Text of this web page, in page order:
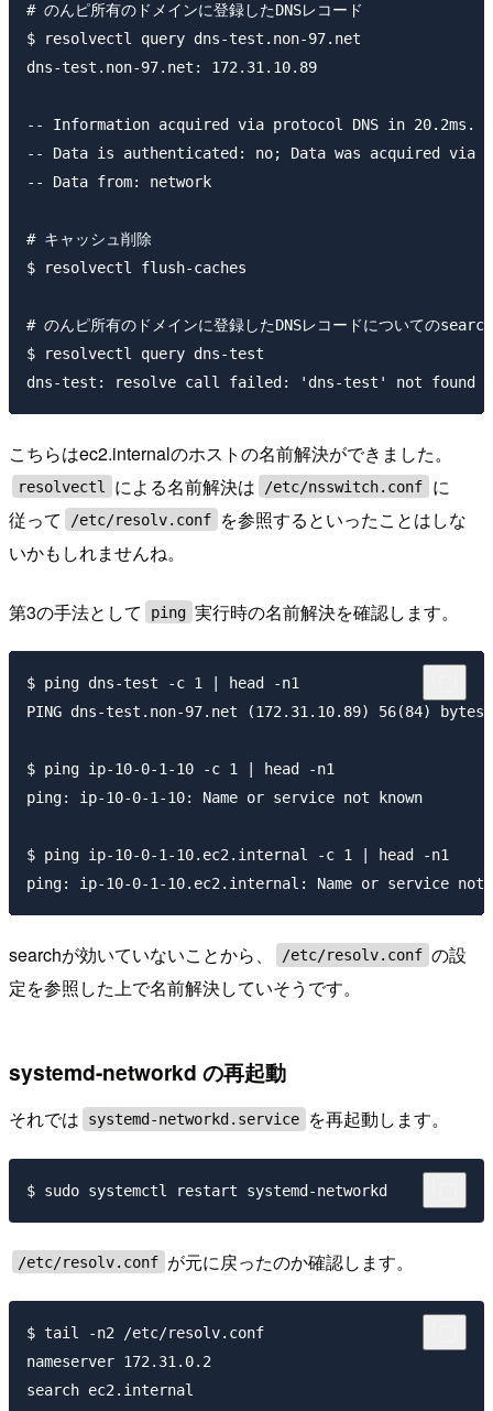
# のんピ所有のドメインに登録したDNSレコード
$ resolvectl query dns-test.non-97.net
dns-test.non-97.net: 172.31.10.89
-- Information acquired via protocol DNS in 20.2ms.
-- Data is authenticated: no; Data was acquired via
-- Data from: network
# キャッシュ削除
$ resolvectl flush-caches
# のんピ所有のドメインに登録したDNSレコードについての
$ resolvectl query dns-test
こちらはec2.internalのホストの名前解決ができました。
resolvectl による名前解決は /etc/nsswitch.conf
に
従って
/etc/resolv.conf
を参照するといったことはしな
いかもしれませんね。
第3の手法として ping 実行時の名前解決を確認します。
$ ping dns-test -c 1 | head -n1
PING dns-test.non-97.net (172.31.10.89) 56(84)
$ ping ip-10-0-1-10 -c 1 | head -n1
ping: ip-10-0-1-10: Name or service not known
$ ping ip-10-0-1-10.ec2.internal -c 1 | head -n1
searchが効いていないことから、 /etc/resolv.conf の設
定を参照した上で名前解決していそうです。
systemd-networkd の再起動
それでは systemd-networkd.service を再起動します。
/etc/resolv.conf が元に戻ったのか確認します。
$ tail -n2 /etc/resolv.conf
nameserver 172.31.0.2